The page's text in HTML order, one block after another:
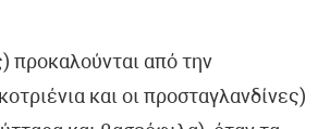
προκαλούνται από την
και οι προσταγλανδίνες)